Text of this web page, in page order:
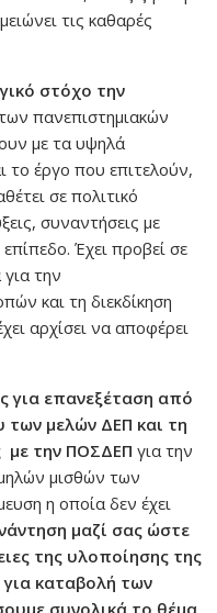
τις καθαρές
στόχο την
πανεπιστημιακών
με τα υψηλά
το έργο που επιτελούν,
σε πολιτικό
συναντήσεις με
Έχει προβεί σε
την
και τη διεκδίκηση
αρχίσει να αποφέρει
για επανεξέταση από
των μελών ΔΕΠ και τη
με την ΠΟΣΔΕΠ για την
μισθών των
η οποία δεν έχει
μαζί σας ώστε
της υλοποίησης της
καταβολή των